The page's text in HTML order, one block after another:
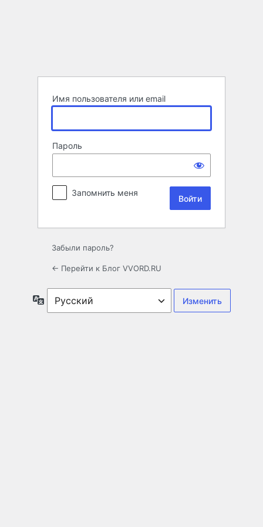
Имя пользователя или email
Пароль
Запомнить меня
Забыли пароль?
← Перейти к Блог VVORD.RU
Язык